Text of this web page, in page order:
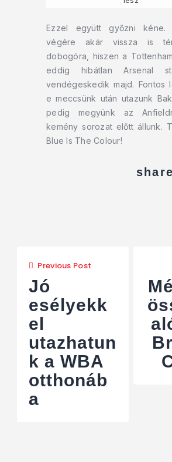
Ezzel együtt győzni kéne.
végére akár vissza is
dobogóra, hiszen a
eddig hibátlan Arsenal
vendégeskedik majd. Fontos
e meccsünk után utazunk
pedig megyünk az
kemény sorozat előtt állunk.
Blue Is The Colour!
Previous Post
Jó
esélyekk
el
utazhatun
k a WBA
otthonáb
a